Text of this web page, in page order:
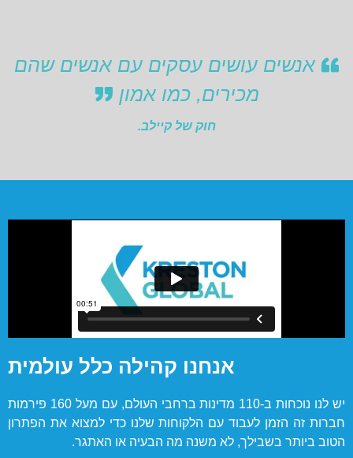
אנשים עושים עסקים עם אנשים שהם
מכירים, כמו אמון
חוק של קיילב.
אנחנו קהילה כלל עולמית
יש לנו נוכחות ב-110 מדינות ברחבי העולם, עם מעל 160 פירמות
חברות זה הזמן לעבוד עם הלקוחות שלנו כדי למצוא את הפתרון
הטוב ביותר בשבילך, לא משנה מה הבעיה או האתגר.